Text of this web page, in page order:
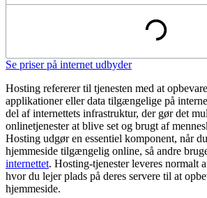
Se priser på internet udbyder
Hosting refererer til tjenesten med at
applikationer eller data tilgængelige på
del af internettets infrastruktur, der gør det
onlinetjenester at blive set og brugt af
Hosting udgør en essentiel komponent, når
hjemmeside tilgængelig online, så andre
internettet. Hosting-tjenester leveres normalt
hvor du lejer plads på deres servere til at
hjemmeside.